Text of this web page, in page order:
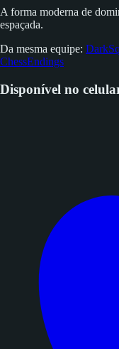
A forma moderna de
espaçada.
Da mesma equipe:
ChessEndings
Disponível no